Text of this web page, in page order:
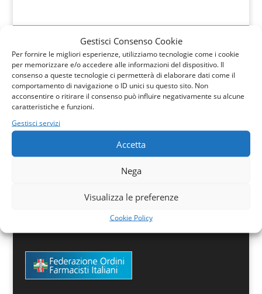
Gestisci Consenso Cookie
Per fornire le migliori esperienze, utilizziamo tecnologie come i cookie
per memorizzare e/o accedere alle informazioni del dispositivo. Il
consenso a queste tecnologie ci permetterà di elaborare dati come il
comportamento di navigazione o ID unici su questo sito. Non
acconsentire o ritirare il consenso può influire negativamente su alcune
caratteristiche e funzioni.
Gestisci servizi
Accetta
Nega
Visualizza le preferenze
Cookie Policy
Via del Casale, snc